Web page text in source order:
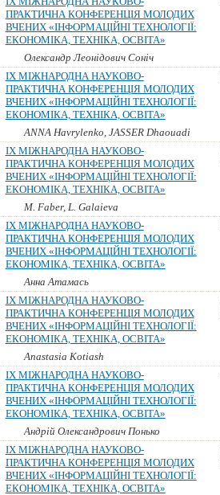
ПРАКТИЧНА КОНФЕРЕНЦІЯ МОЛОДИХ
ВЧЕНИХ «ІНФОРМАЦІЙНІ ТЕХНОЛОГІЇ:
ЕКОНОМІКА, ТЕХНІКА, ОСВІТА»
Олександр Леонідович Соніч
IX МІЖНАРОДНА НАУКОВО-
ПРАКТИЧНА КОНФЕРЕНЦІЯ МОЛОДИХ
ВЧЕНИХ «ІНФОРМАЦІЙНІ ТЕХНОЛОГІЇ:
ЕКОНОМІКА, ТЕХНІКА, ОСВІТА»
ANNA Havrylenko, JASSER Dhaouadi
IX МІЖНАРОДНА НАУКОВО-
ПРАКТИЧНА КОНФЕРЕНЦІЯ МОЛОДИХ
ВЧЕНИХ «ІНФОРМАЦІЙНІ ТЕХНОЛОГІЇ:
ЕКОНОМІКА, ТЕХНІКА, ОСВІТА»
M. Faber, L. Galaieva
IX МІЖНАРОДНА НАУКОВО-
ПРАКТИЧНА КОНФЕРЕНЦІЯ МОЛОДИХ
ВЧЕНИХ «ІНФОРМАЦІЙНІ ТЕХНОЛОГІЇ:
ЕКОНОМІКА, ТЕХНІКА, ОСВІТА»
Анна Атамась
IX МІЖНАРОДНА НАУКОВО-
ПРАКТИЧНА КОНФЕРЕНЦІЯ МОЛОДИХ
ВЧЕНИХ «ІНФОРМАЦІЙНІ ТЕХНОЛОГІЇ:
ЕКОНОМІКА, ТЕХНІКА, ОСВІТА»
Anastasia Kotiash
IX МІЖНАРОДНА НАУКОВО-
ПРАКТИЧНА КОНФЕРЕНЦІЯ МОЛОДИХ
ВЧЕНИХ «ІНФОРМАЦІЙНІ ТЕХНОЛОГІЇ:
ЕКОНОМІКА, ТЕХНІКА, ОСВІТА»
Андрій Олександрович Понько
IX МІЖНАРОДНА НАУКОВО-
ПРАКТИЧНА КОНФЕРЕНЦІЯ МОЛОДИХ
ВЧЕНИХ «ІНФОРМАЦІЙНІ ТЕХНОЛОГІЇ:
ЕКОНОМІКА, ТЕХНІКА, ОСВІТА»